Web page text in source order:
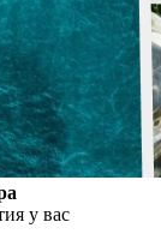
у вас